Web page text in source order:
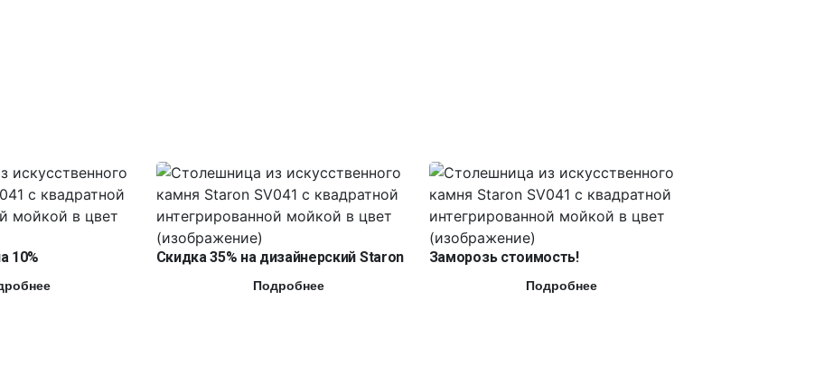
10% Скидка 35% на дизайнерский Staron
Подробнее
Заморозь стоимость!
Подробнее